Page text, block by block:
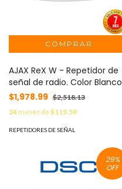
AJAX ReX W - Repetidor de
señal de radio. Color Blanco
(28309.37.WH3)
$1,978.99 $2,518.13
24meses de$119.59
REPETIDORES DE SEÑAL
29%
OFF